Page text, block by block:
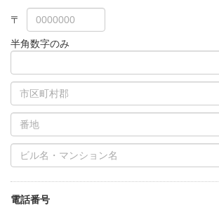
半角数字のみ
電話番号